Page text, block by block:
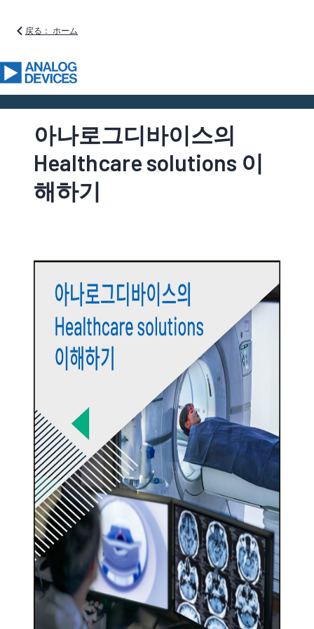
戻る： ホーム
아나로그디바이스의
Healthcare solutions 이
해하기